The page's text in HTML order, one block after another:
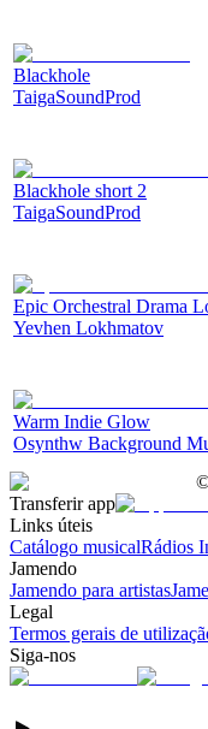
Blackhole
TaigaSoundProd
Blackhole short 2
TaigaSoundProd
Epic Orchestral Drama
Yevhen Lokhmatov
Warm Indie Glow
Osynthw Background
Transferir app
Links úteis
Catálogo musicalRádios
Jamendo
Jamendo para artistas
Legal
Termos gerais de
Siga-nos